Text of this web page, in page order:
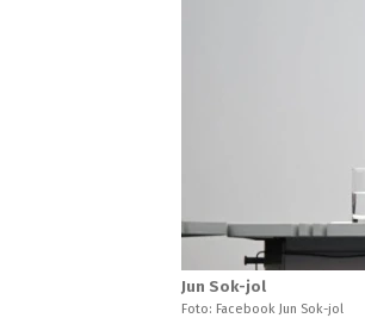
Jun Sok-jol
Foto: Facebook Jun Sok-jol